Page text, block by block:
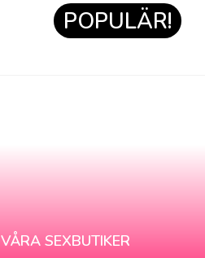
POPULÄR!
VÅRA SEXBUTIKER